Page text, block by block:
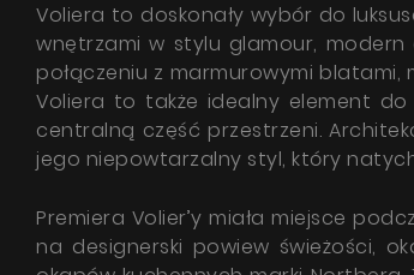
Voliera to doskonały wybór do
wnętrzami w stylu glamour,
połączeniu z marmurowymi
Voliera to także idealny element
centralną część przestrzeni.
jego niepowtarzalny styl, który
Premiera Volier’y miała miejsce
na designerski powiew świeżości,